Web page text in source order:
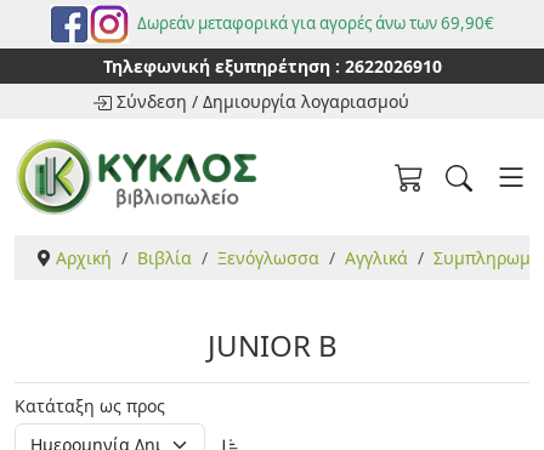
Δωρεάν μεταφορικά για αγορές άνω των 69,90€
Τηλεφωνική εξυπηρέτηση : 2622026910
Σύνδεση / Δημιουργία λογαριασμού
Αρχική Βιβλία Ξενόγλωσσα Αγγλικά
JUNIOR B
Κατάταξη ως προς